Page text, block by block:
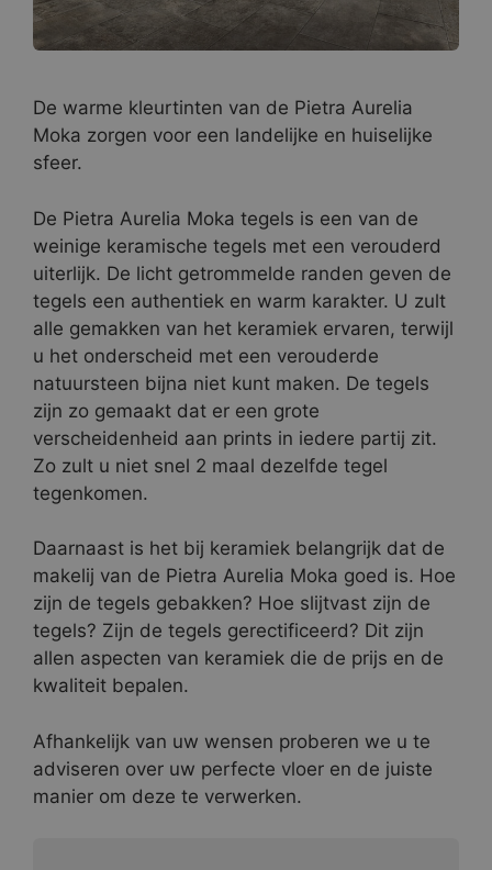
De warme kleurtinten van de Pietra Aurelia
Moka zorgen voor een landelijke en huiselijke
sfeer.
De Pietra Aurelia Moka tegels is een van de
weinige keramische tegels met een verouderd
uiterlijk. De licht getrommelde randen geven de
tegels een authentiek en warm karakter. U zult
alle gemakken van het keramiek ervaren, terwijl
u het onderscheid met een verouderde
natuursteen bijna niet kunt maken. De tegels
zijn zo gemaakt dat er een grote
verscheidenheid aan prints in iedere partij zit.
Zo zult u niet snel 2 maal dezelfde tegel
tegenkomen.
Daarnaast is het bij keramiek belangrijk dat de
makelij van de Pietra Aurelia Moka goed is. Hoe
zijn de tegels gebakken? Hoe slijtvast zijn de
tegels? Zijn de tegels gerectificeerd? Dit zijn
allen aspecten van keramiek die de prijs en de
kwaliteit bepalen.
Afhankelijk van uw wensen proberen we u te
adviseren over uw perfecte vloer en de juiste
manier om deze te verwerken.